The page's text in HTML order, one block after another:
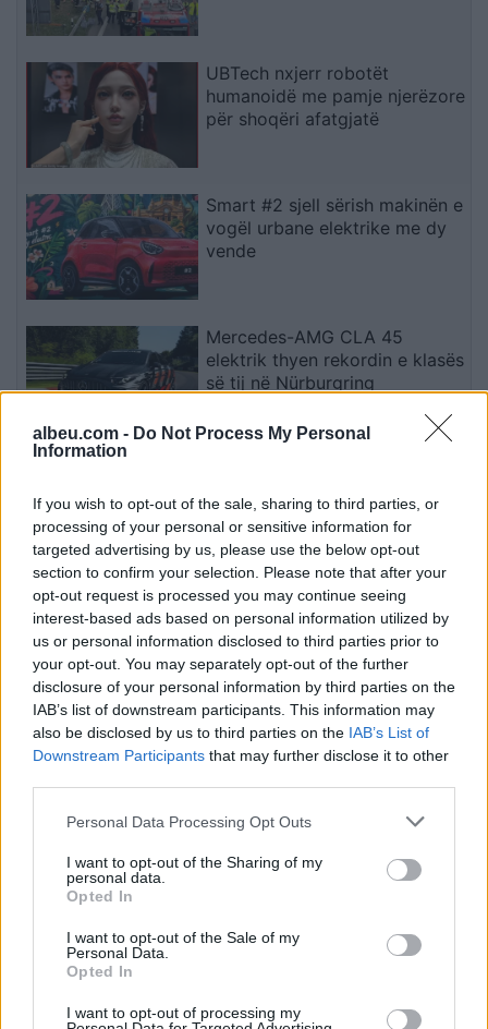
albeu.com - Do Not Process My Personal
Information
If you wish to opt-out of the sale, sharing to third parties, or
processing of your personal or sensitive information for
targeted advertising by us, please use the below opt-out
section to confirm your selection. Please note that after your
opt-out request is processed you may continue seeing
interest-based ads based on personal information utilized by
us or personal information disclosed to third parties prior to
your opt-out. You may separately opt-out of the further
disclosure of your personal information by third parties on the
IAB’s list of downstream participants. This information may
also be disclosed by us to third parties on the IAB’s List of
Downstream Participants that may further disclose it to other
Personal Data Processing Opt Outs
I want to opt-out of the Sharing of my
personal data.
Opted In
I want to opt-out of the Sale of my
Personal Data.
Opted In
I want to opt-out of processing my
UBTech nxjerr robotët
humanoidë me pamje njerëzore
për shoqëri afatgjatë
Smart #2 sjell sërish makinën e
vogël urbane elektrike me dy
vende
Mercedes-AMG CLA 45
elektrik thyen rekordin e klasës
së tij në Nürburgring
në motin hapësinor dhe Tokë
Esim for USA|Esim for Italy|Esim for Spain | Esim